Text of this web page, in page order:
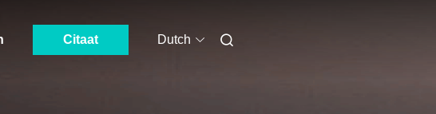
Citaat Dutch